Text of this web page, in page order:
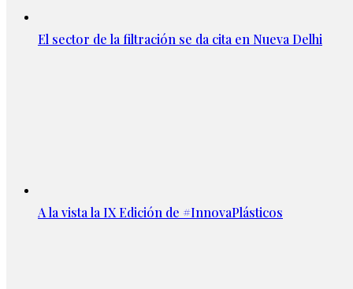
El sector de la filtración se da cita en Nueva Delhi
A la vista la IX Edición de #InnovaPlásticos